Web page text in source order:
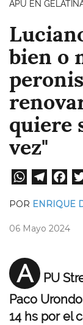
APU EN
bien o
quiere
vez"
W
A
pp
Te
a
Fa
ok
POR ENRIQUE
06 Mayo 2024
A
PU
Paco
14 hs por el